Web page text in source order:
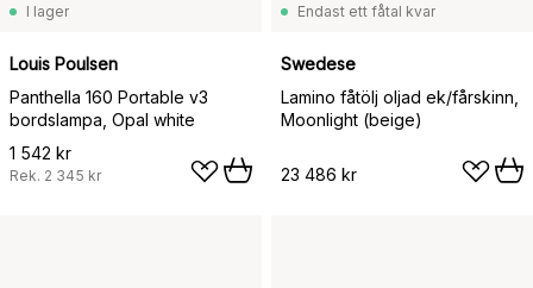
I lager
Louis Poulsen
Panthella 160 Portable v3
bordslampa, Opal white
1 542 kr
Rek. 2 345 kr
Endast ett fåtal kvar
Swedese
Lamino fåtölj oljad ek/fårskinn,
Moonlight (beige)
23 486 kr